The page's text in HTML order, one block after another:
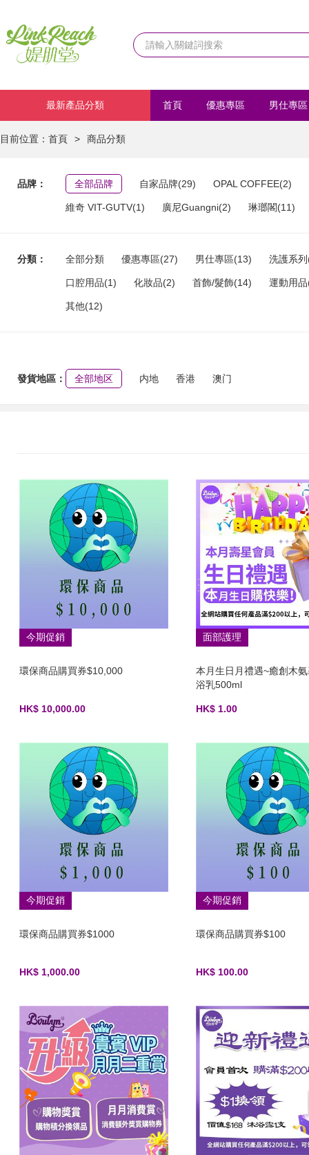
最新產品分類 首頁 優惠專區 男仕專區
目前位置： 首頁 > 商品分類
品牌： 全部品牌 自家品牌(29) OPAL COFFEE(2)
維奇 VIT-GUTV(1) 廣尼Guangni(2) 琳瑯閣(11)
分類： 全部分類 優惠專區(27) 男仕專區(13) 洗護系
口腔用品(1) 化妝品(2) 首飾/髮飾(14) 運動用
其他(12)
發貨地區： 全部地区 内地 香港 澳门
今期促銷
環保商品購買券$10,000
HK$ 10,000.00
面部護理
本月生日月禮遇~癒創木
浴乳500ml
HK$ 1.00
今期促銷
環保商品購買券$1000
HK$ 1,000.00
今期促銷
環保商品購買券$100
HK$ 100.00